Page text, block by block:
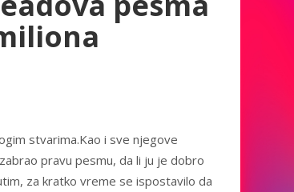
stvarima.Kao i sve njegove
pravu pesmu, da li ju je dobro
za kratko vreme se ispostavilo da